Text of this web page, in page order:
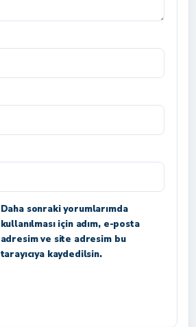
Daha sonraki yorumlarımda
kullanılması için adım, e-posta
adresim ve site adresim bu
tarayıcıya kaydedilsin.